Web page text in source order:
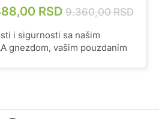
deteta.
9.360,00RSD
RSD
i sigurnosti sa našim
gnezdom, vašim pouzdanim